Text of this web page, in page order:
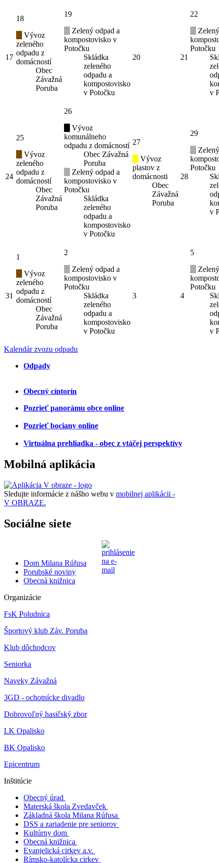
17
18
Vývoz
zeleného
odpadu z
domácností
Obec
Závažná
Poruba
19
Zelený odpad a
kompostovisko v
Potočku
Skládka
zeleného
odpadu a
kompostovisko
v Potočku
20 21
22
Potočku
v
24
25
Vývoz
zeleného
odpadu z
domácností
Obec
Závažná
Poruba
26
Vývoz
komunálneho
odpadu z domácností
Obec Závažná
Poruba
Zelený odpad a
kompostovisko v
Potočku
Skládka
zeleného
odpadu a
kompostovisko
v Potočku
27
Vývoz
plastov z
domácnosti
Obec
Závažná
Poruba
28
29
Potočku
v
31
1
Vývoz
zeleného
odpadu z
domácností
Obec
Závažná
Poruba
2
Zelený odpad a
kompostovisko v
Potočku
Skládka
zeleného
odpadu a
kompostovisko
v Potočku
3 4
5
Potočku
v
Kalendár zvozu odpadu
Odpady
Obecný cíntorín
Pozrieť panorámu obce online
Pozrieť bociany online
Virtuálna prehliadka - obec z vtáčej perspektívy
Mobilná aplikácia
Sledujte informácie z nášho webu v mobilnej aplikácii -
V OBRAZE.
Sociálne siete
Dom Milana Rúfusa
Porubské noviny
Obecná knižnica
Organizácie
FsK Poludnica
Športový klub Záv. Poruba
Klub dôchodcov
Seniorka
Naveky Závažná
3GD - ochotnícke divadlo
Dobrovoľný hasičský zbor
LK Opalisko
BK Opalisko
Epicentrum
Inštitúcie
Obecný úrad
Materská škola Zvedavček
Základná škola Milana Rúfusa
DSS a zariadenie pre seniorov
Kultúrny dom
Obecná knižnica
Evanjelická cirkev a.v.
Rímsko-katolícka cirkev